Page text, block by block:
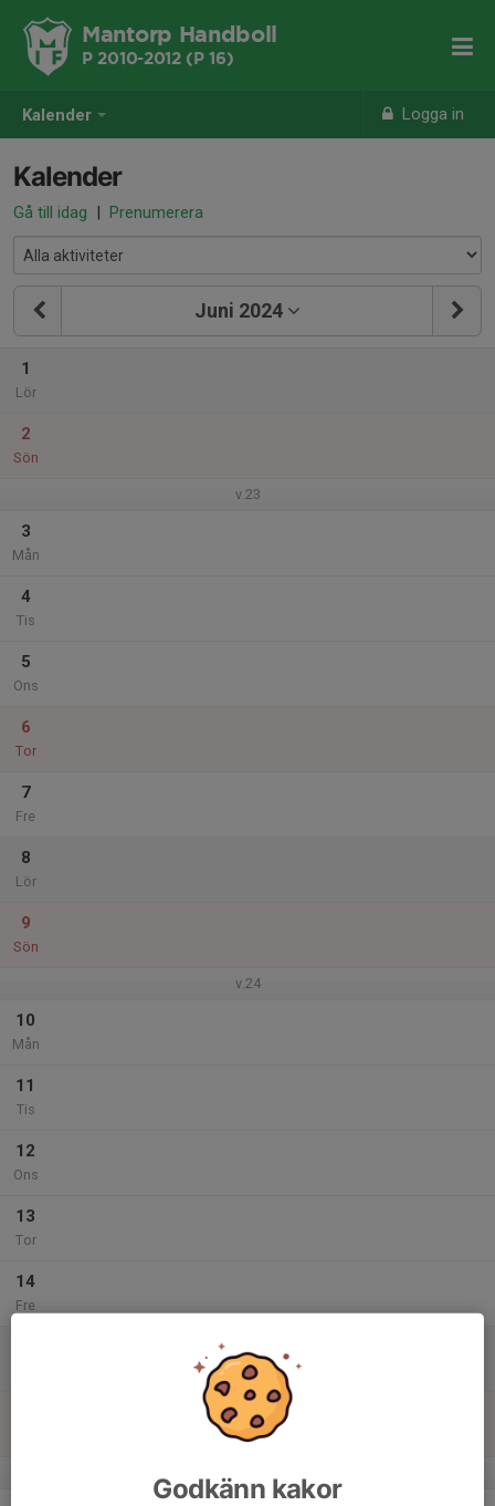
Kalender Logga in
Mantorp Handboll
P 2010-2012 (P 16)
Kalender
Gå till idag | Prenumerera
Juni 2024
1
Lör
2
Sön
v.23
3
Mån
4
Tis
5
Ons
6
Tor
7
Fre
8
Lör
9
Sön
v.24
10
Mån
11
Tis
12
Ons
13
Tor
14
Fre
Godkänn kakor